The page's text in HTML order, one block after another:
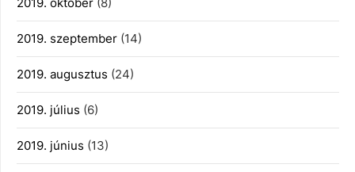
2019. szeptember (14)
2019. augusztus (24)
2019. július (6)
2019. június (13)